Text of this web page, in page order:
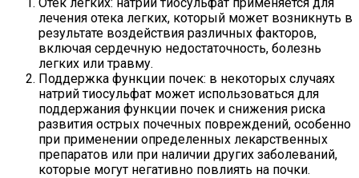
лечения отека легких, который может возникнуть в
результате воздействия различных факторов,
включая сердечную недостаточность, болезнь
легких или травму.
Поддержка функции почек: в некоторых случаях
натрий тиосульфат может использоваться для
поддержания функции почек и снижения риска
развития острых почечных повреждений, особенно
при применении определенных лекарственных
препаратов или при наличии других заболеваний,
которые могут негативно повлиять на почки.